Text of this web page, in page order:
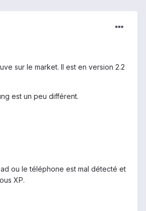
sur le market. Il est en version 2.2
est un peu différent.
ou le téléphone est mal détecté et
XP.